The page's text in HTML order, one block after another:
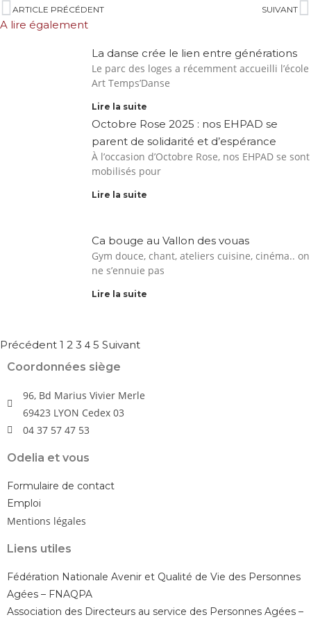
ARTICLE PRÉCÉDENT SUIVANT
A lire également
La danse crée le lien entre générations
Le parc des loges a récemment accueilli l’école
Art Temps’Danse
Lire la suite
Octobre Rose 2025 : nos EHPAD se
parent de solidarité et d’espérance
À l’occasion d’Octobre Rose, nos EHPAD se sont
mobilisés pour
Lire la suite
Ca bouge au Vallon des vouas
Gym douce, chant, ateliers cuisine, cinéma.. on
ne s’ennuie pas
Lire la suite
Précédent 1 2 3 4 5 Suivant
Coordonnées siège
96, Bd Marius Vivier Merle
69423 LYON Cedex 03
04 37 57 47 53
Odelia et vous
Formulaire de contact
Emploi
Mentions légales
Liens utiles
Fédération Nationale Avenir et Qualité de Vie des Personnes
Agées – FNAQPA
Association des Directeurs au service des Personnes Agées –